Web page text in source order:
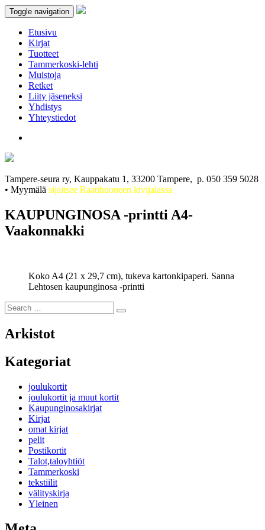
Toggle navigation
Etusivu
Kirjat
Tuotteet
Tammerkoski-lehti
Muistoja
Retket
Liity jäseneksi
Yhdistys
Yhteystiedot
Tampere-seura ry, Kauppakatu 1, 33200 Tampere, p. 050 359 5028
• Myymälä sijaitsee Raatihuoneen kivijalassa
KAUPUNGINOSA -printti A4-
Vaakonnakki
Koko A4 (21 x 29,7 cm), tukeva kartonkipaperi. Sanna
Lehtosen kaupunginosa -printti
Search
for:
Search
Arkistot
Kategoriat
joulukortit
joulukortit ja muut kortit
Kaupunginosakirjat
Kirjat
omat kirjat
pelit
Postikortit
Talot,taloyhtiöt
Tammerkoski
tekstiilit
välityskirja
Yleinen